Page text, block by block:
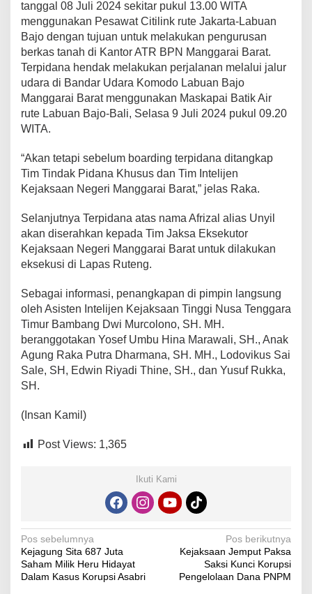
tanggal 08 Juli 2024 sekitar pukul 13.00 WITA
menggunakan Pesawat Citilink rute Jakarta-Labuan
Bajo dengan tujuan untuk melakukan pengurusan
berkas tanah di Kantor ATR BPN Manggarai Barat.
Terpidana hendak melakukan perjalanan melalui jalur
udara di Bandar Udara Komodo Labuan Bajo
Manggarai Barat menggunakan Maskapai Batik Air
rute Labuan Bajo-Bali, Selasa 9 Juli 2024 pukul 09.20
WITA.
“Akan tetapi sebelum boarding terpidana ditangkap
Tim Tindak Pidana Khusus dan Tim Intelijen
Kejaksaan Negeri Manggarai Barat,” jelas Raka.
Selanjutnya Terpidana atas nama Afrizal alias Unyil
akan diserahkan kepada Tim Jaksa Eksekutor
Kejaksaan Negeri Manggarai Barat untuk dilakukan
eksekusi di Lapas Ruteng.
Sebagai informasi, penangkapan di pimpin langsung
oleh Asisten Intelijen Kejaksaan Tinggi Nusa Tenggara
Timur Bambang Dwi Murcolono, SH. MH.
beranggotakan Yosef Umbu Hina Marawali, SH., Anak
Agung Raka Putra Dharmana, SH. MH., Lodovikus Sai
Sale, SH, Edwin Riyadi Thine, SH., dan Yusuf Rukka,
SH.
(Insan Kamil)
Post Views: 1,365
Ikuti Kami
Navigasi
pos
Pos sebelumnya
Kejagung Sita 687 Juta
Saham Milik Heru Hidayat
Dalam Kasus Korupsi Asabri
Pos berikutnya
Kejaksaan Jemput Paksa
Saksi Kunci Korupsi
Pengelolaan Dana PNPM